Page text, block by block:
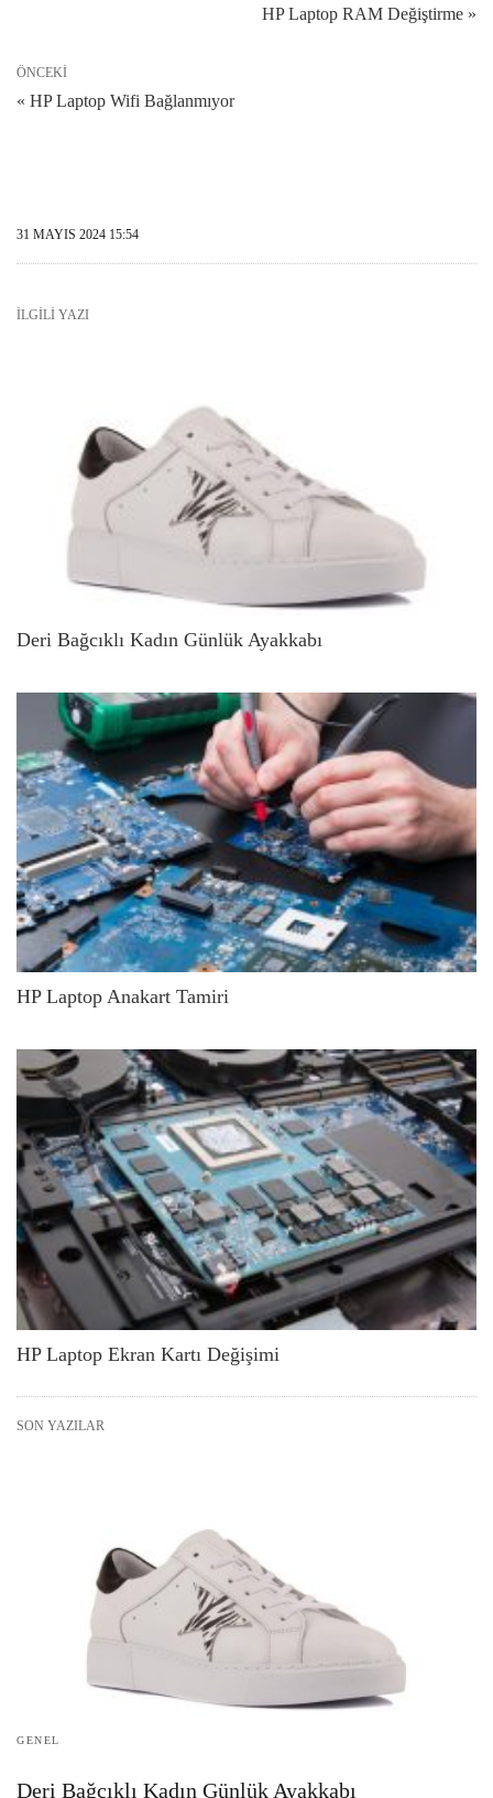
HP Laptop RAM Değiştirme »
ÖNCEKI
« HP Laptop Wifi Bağlanmıyor
31 MAYIS 2024 15:54
İLGILI YAZI
Deri Bağcıklı Kadın Günlük Ayakkabı
HP Laptop Anakart Tamiri
HP Laptop Ekran Kartı Değişimi
SON YAZILAR
GENEL
Deri Bağcıklı Kadın Günlük Ayakkabı